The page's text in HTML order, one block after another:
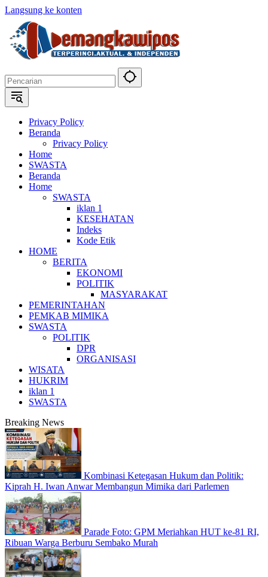
Langsung ke konten
Privacy Policy
Beranda
Privacy Policy
Home
SWASTA
Beranda
Home
SWASTA
iklan 1
KESEHATAN
Indeks
Kode Etik
HOME
BERITA
EKONOMI
POLITIK
MASYARAKAT
PEMERINTAHAN
PEMKAB MIMIKA
SWASTA
POLITIK
DPR
ORGANISASI
WISATA
HUKRIM
iklan 1
SWASTA
Breaking News
Kombinasi Ketegasan Hukum dan Politik:
Kiprah H. Iwan Anwar Membangun Mimika dari Parlemen
Parade Foto: GPM Meriahkan HUT ke-81 RI,
Ribuan Warga Berburu Sembako Murah